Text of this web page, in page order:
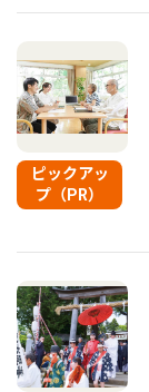
ピックアッ
プ（PR）